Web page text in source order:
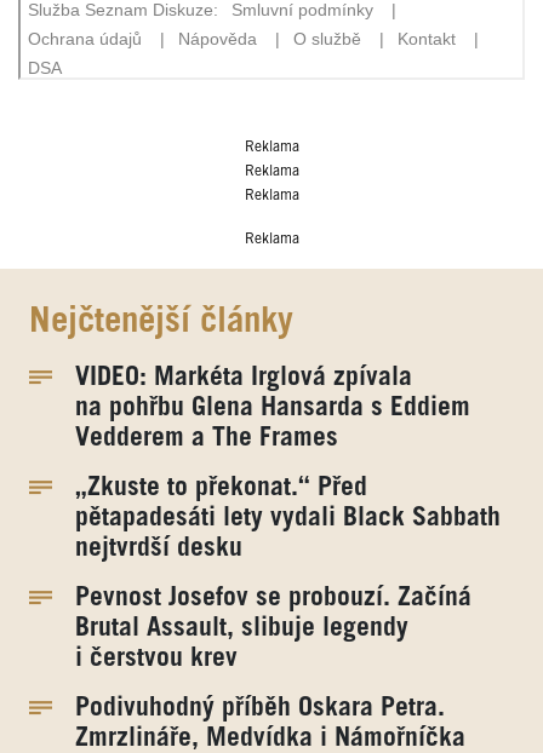
Reklama
Reklama
Reklama
Reklama
Nejčtenější články
VIDEO: Markéta Irglová zpívala
na pohřbu Glena Hansarda s Eddiem
Vedderem a The Frames
„Zkuste to překonat.“ Před
pětapadesáti lety vydali Black Sabbath
nejtvrdší desku
Pevnost Josefov se probouzí. Začíná
Brutal Assault, slibuje legendy
i čerstvou krev
Podivuhodný příběh Oskara Petra.
Zmrzlináře, Medvídka i Námořníčka